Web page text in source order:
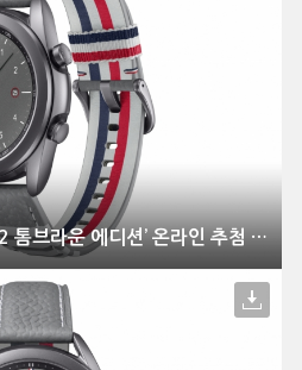
삼성전자, ‘갤럭시 Z 폴드2 톰브라운 에디션’ 온라인 추첨 방식으로 한정 판매